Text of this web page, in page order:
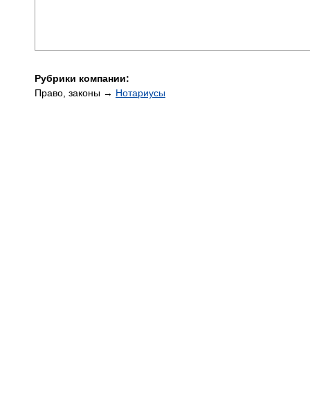
Рубрики компании:
Право, законы → Нотариусы